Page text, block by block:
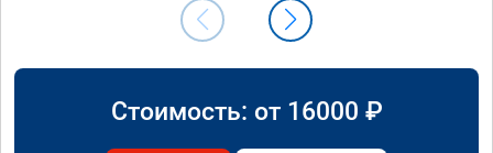
Стоимость: от 16000 ₽